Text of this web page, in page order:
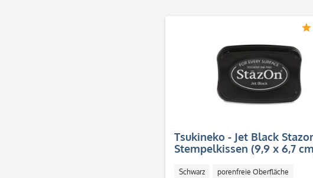
Tsukineko - Jet Black
Stempelkissen (9,9 x 6,7
Schwarz porenfreie Oberfläche